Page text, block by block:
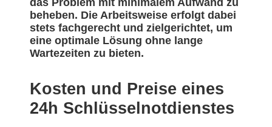
das Problem mit minimalem Aufwand zu
beheben. Die Arbeitsweise erfolgt dabei
stets fachgerecht und zielgerichtet, um
eine optimale Lösung ohne lange
Wartezeiten zu bieten.
Kosten und Preise eines
24h Schlüsselnotdienstes